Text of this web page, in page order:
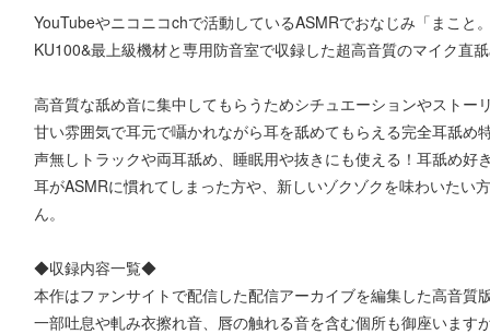
YouTubeやニコニコchで活動しているASMRでおなじみ「まこと
KU100&最上級機材と専用防音室で収録した超高音質のマイク直
高音質な舐め音に集中してもらうためシチュエーションやストー
甘い雰囲気で耳元で囁かれながら耳を舐めてもらえる完全耳舐め
声無しトラックや両耳舐め、睡眠用や抜きにも使える！耳舐め好
耳がASMRに慣れてしまった方や、新しいゾクゾクを味わいたい
ん。
◆収録内容一覧◆
本作はファンサイトで配信した配信アーカイブを編集した高音質
一部吐息や軋み衣擦れ音、唇の触れる音を含む個所も御座います